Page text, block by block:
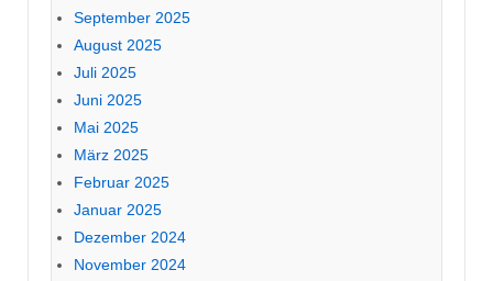
September 2025
August 2025
Juli 2025
Juni 2025
Mai 2025
März 2025
Februar 2025
Januar 2025
Dezember 2024
November 2024